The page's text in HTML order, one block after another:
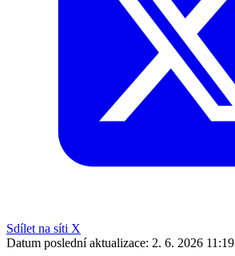
Sdílet na síti X
Datum poslední aktualizace: 2. 6. 2026 11:19